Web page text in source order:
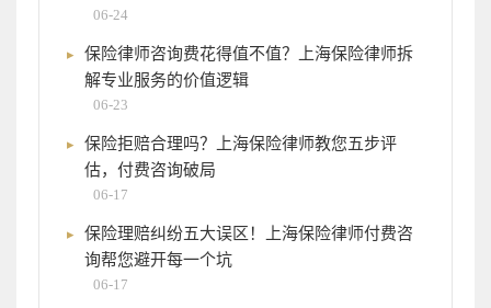
06-24
保险律师咨询费花得值不值？上海保险律师拆
解专业服务的价值逻辑
06-23
保险拒赔合理吗？上海保险律师教您五步评
估，付费咨询破局
06-17
保险理赔纠纷五大误区！上海保险律师付费咨
询帮您避开每一个坑
06-17